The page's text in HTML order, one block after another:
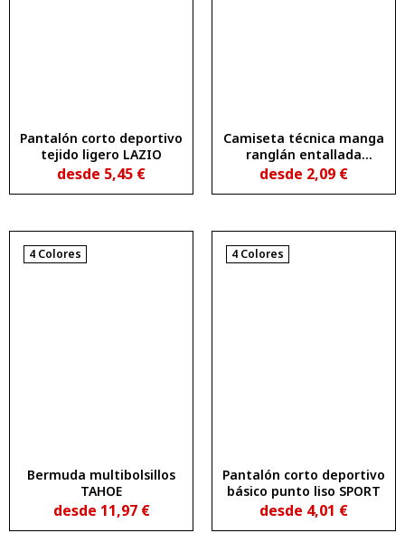
Pantalón corto deportivo
tejido ligero LAZIO
desde 5,45 €
Camiseta técnica manga
ranglán entallada
transpirable BAHRAIN
WOMAN
desde 2,09 €
4 Colores
Bermuda multibolsillos
TAHOE
desde 11,97 €
4 Colores
Pantalón corto deportivo
básico punto liso SPORT
desde 4,01 €